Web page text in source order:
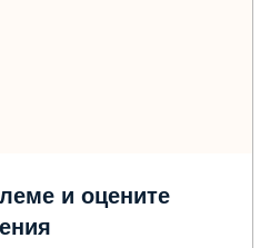
и оцените